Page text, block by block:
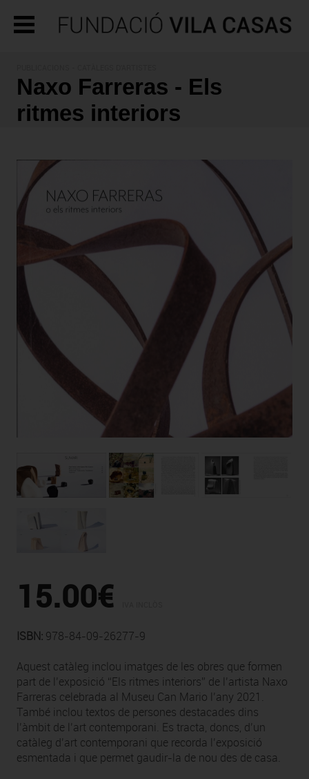
Naxo Farreras - Els
ritmes interiors
15.00€
ISBN: 978-84-09-26277-9
Aquest catàleg inclou imatges de les obres que formen
part de l’exposició “Els ritmes interiors” de l’artista Naxo
Farreras celebrada al Museu Can Mario l’any 2021.
També inclou textos de persones destacades dins
l’àmbit de l’art contemporani. Es tracta, doncs, d’un
catàleg d’art contemporani que recorda l’exposició
esmentada i que permet gaudir-la de nou des de casa.